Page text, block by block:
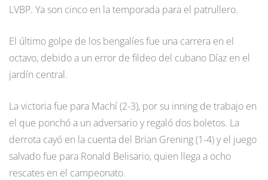
LVBP. Ya son cinco en la temporada para el patrullero.
El último golpe de los bengalíes fue una carrera en el
octavo, debido a un error de fildeo del cubano Díaz en el
jardín central.
La victoria fue para Machí (2-3), por su inning de trabajo en
el que ponchó a un adversario y regaló dos boletos. La
derrota cayó en la cuenta del Brian Grening (1-4) y el juego
salvado fue para Ronald Belisario, quien llega a ocho
rescates en el campeonato.